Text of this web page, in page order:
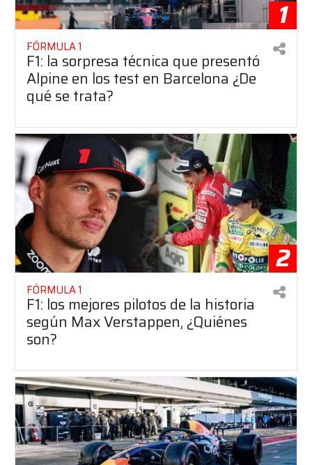
1
FÓRMULA 1
F1: la sorpresa técnica que presentó
Alpine en los test en Barcelona ¿De
qué se trata?
2
FÓRMULA 1
F1: los mejores pilotos de la historia
según Max Verstappen, ¿Quiénes
son?